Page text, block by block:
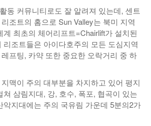
동 커뮤니티로도 잘 알려져 있는데, 센트
조트의 홈으로 Sun Valley는 북미 지역
계 최초의 체어리프트=Chairlift가 설치된
리조트들은 아이다호주의 모든 도심지역
프팅, 카약 또한 중요한 오락거리 중 하
맥이 주의 대부분을 차지하고 있어 평지
쳐 삼림지대, 강, 호수, 폭포, 협곡이 있는
악지대에는 주의 국유림 가운데 5분의2가